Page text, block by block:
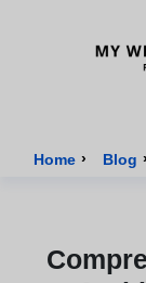
Home › Blog ›